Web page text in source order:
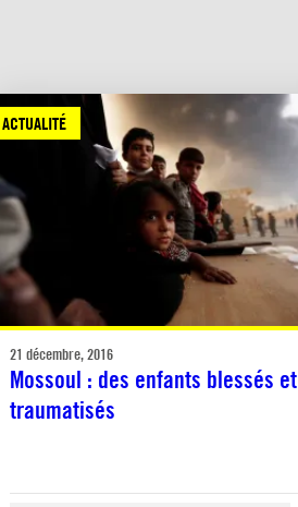
ACTUALITÉ
21 décembre, 2016
Mossoul : des enfants blessés et
traumatisés